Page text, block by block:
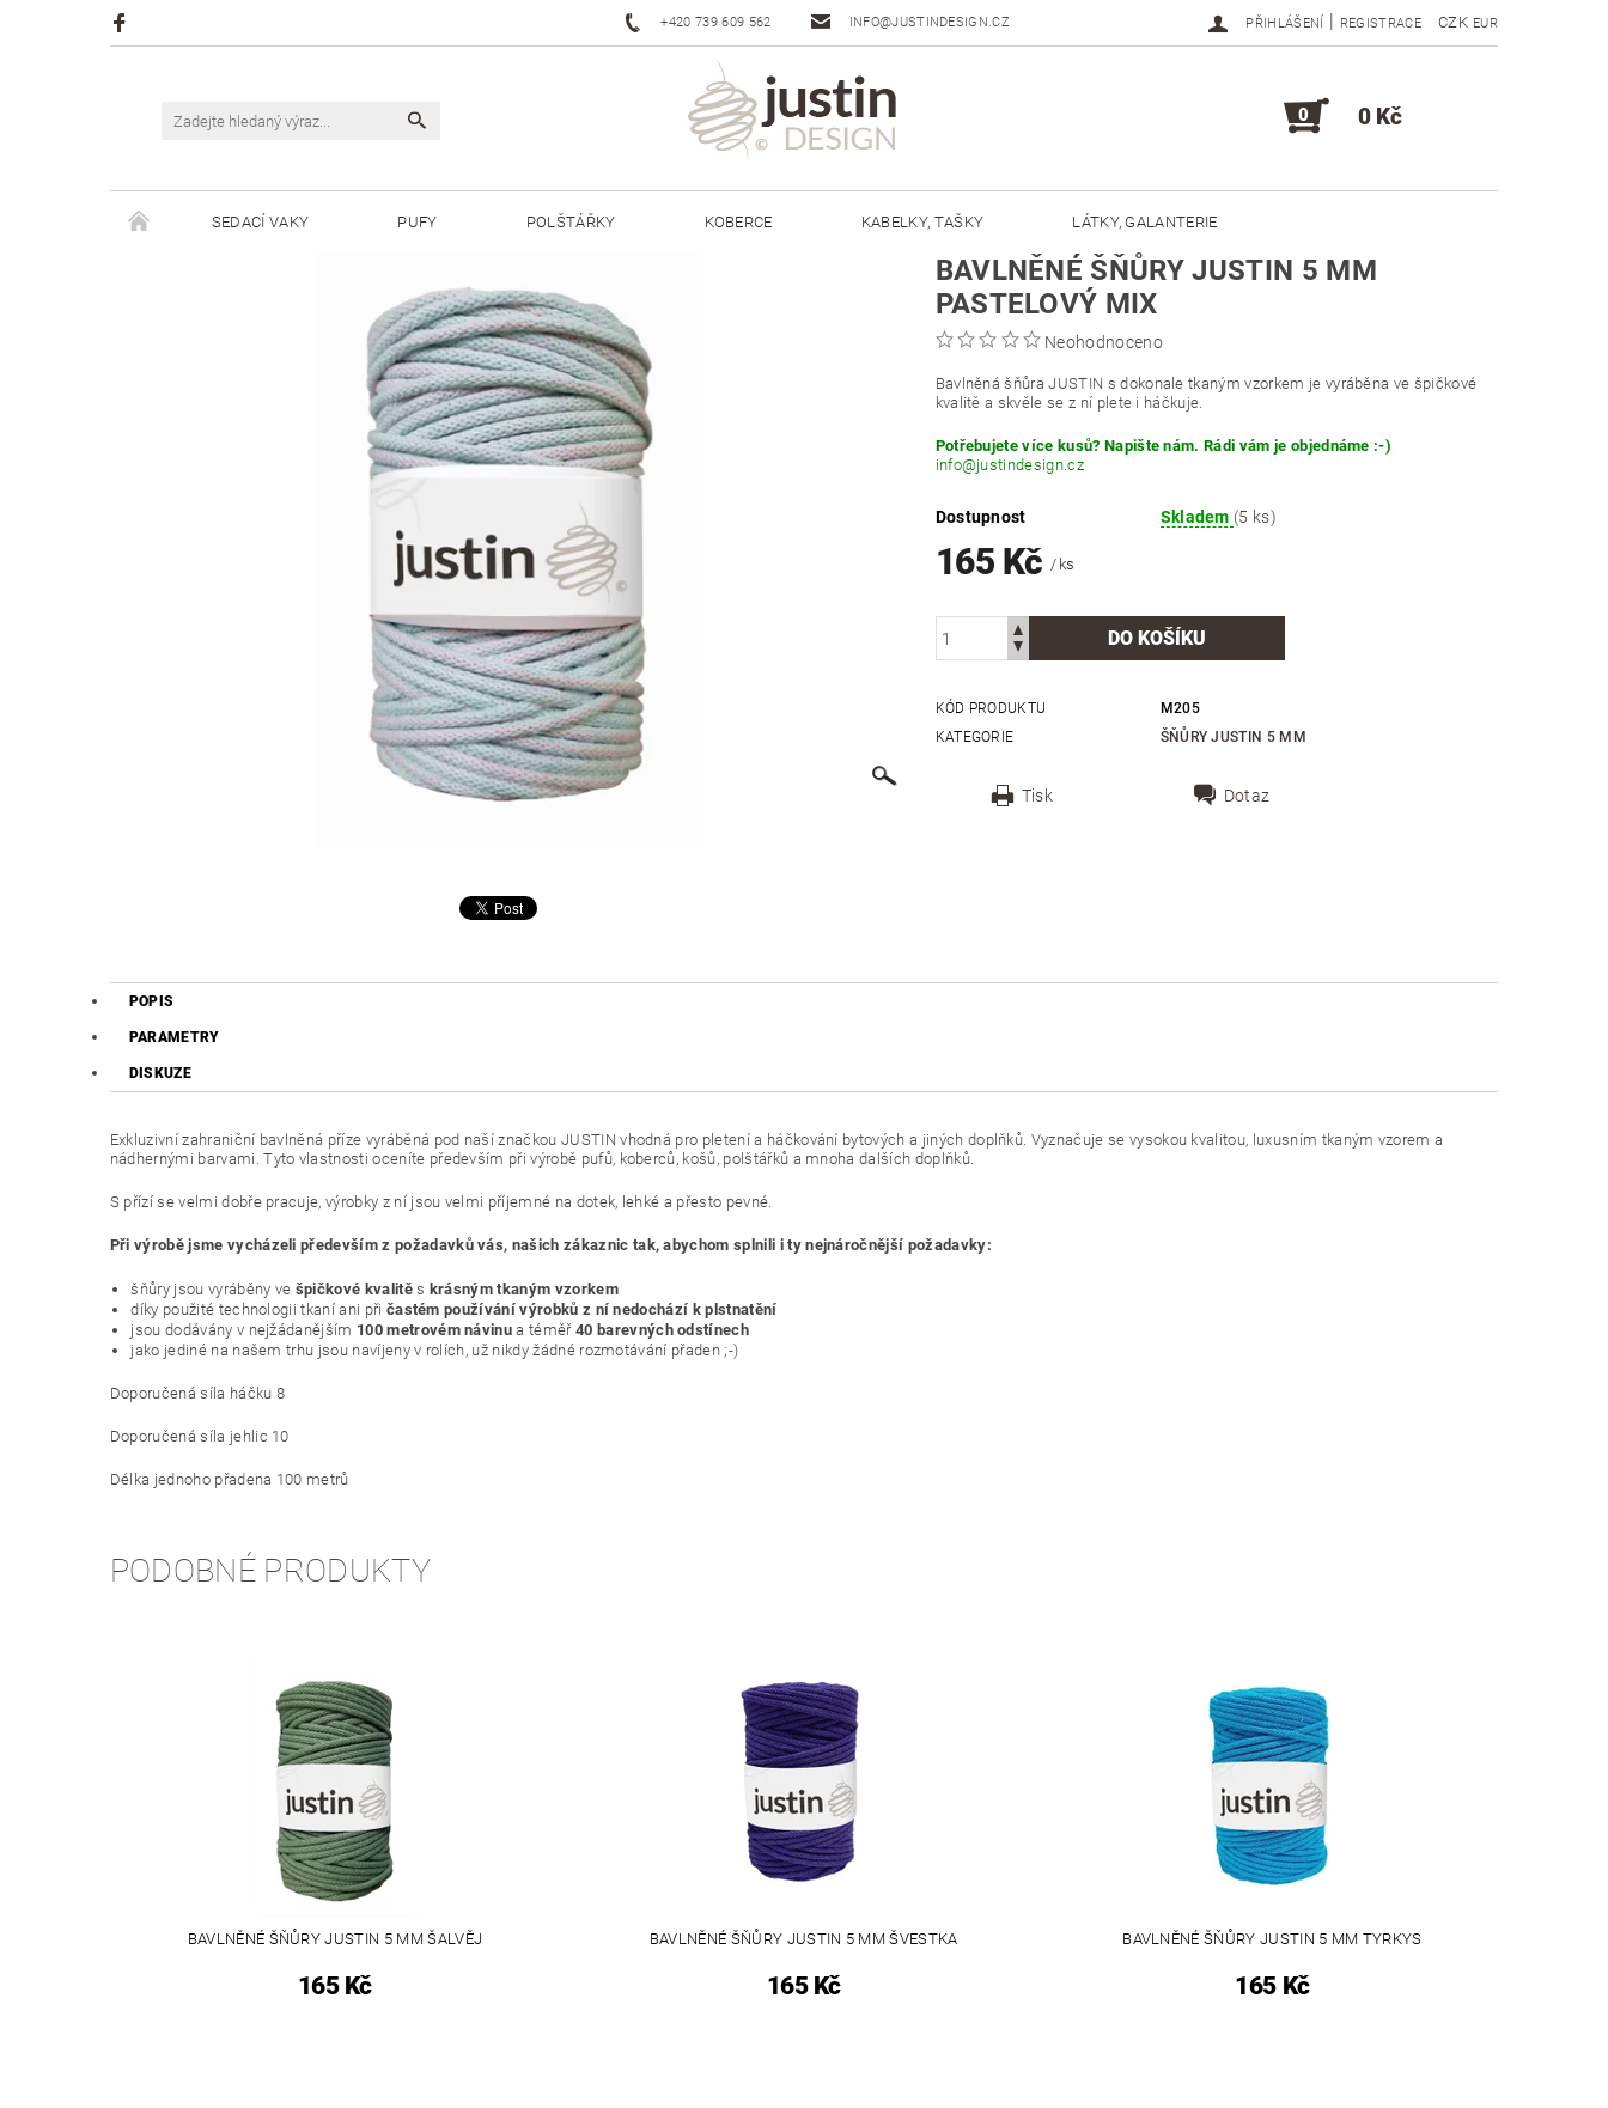
+420 739 609 562 INFO@JUSTINDESIGN.CZ CZK EUR
PŘIHLÁŠENÍ | REGISTRACE
0 0 Kč
SEDACÍ VAKY PUFY POLŠTÁŘKY KOBERCE KABELKY, TAŠKY LÁTKY, GALANTERIE
ŠPAGÁTY BISKVIT ŠŇŮRY JUSTIN 5 MM DOPLŇKY, KOMPONENTY
BAVLNĚNÉ ŠŇŮRY JUSTIN 5 MM
PASTELOVÝ MIX
Neohodnoceno
Bavlněná šňůra JUSTIN s dokonale tkaným vzorkem je vyráběna ve špičkové
kvalitě a skvěle se z ní plete i háčkuje.
Potřebujete více kusů? Napište nám. Rádi vám je objednáme :-)
info@justindesign.cz
Dostupnost Skladem (5 ks)
165 Kč/ ks
KÓD PRODUKTU
M205
KATEGORIE
ŠŇŮRY JUSTIN 5 MM
Tisk Dotaz
POPIS
PARAMETRY
DISKUZE
Exkluzivní zahraniční bavlněná příze vyráběná pod naší značkou JUSTIN vhodná pro pletení a háčkování bytových a jiných doplňků. Vyznačuje se vysokou kvalitou, luxusním tkaným vzorem a
nádhernými barvami. Tyto vlastnosti oceníte především při výrobě pufů, koberců, košů, polštářků a mnoha dalších doplňků.
S přízí se velmi dobře pracuje, výrobky z ní jsou velmi příjemné na dotek, lehké a přesto pevné.
Při výrobě jsme vycházeli především z požadavků vás, našich zákaznic tak, abychom splnili i ty nejnáročnější požadavky:
šňůry jsou vyráběny ve špičkové kvalitěs krásným tkaným vzorkem
díky použité technologii tkaní ani při častém používání výrobků z ní nedochází k plstnatění
jsou dodávány v nejžádanějším 100 metrovém návinu a téměř 40 barevných odstínech
jako jediné na našem trhu jsou navíjeny v rolích, už nikdy žádné rozmotávání přaden ;-)
Doporučená síla háčku 8
Doporučená síla jehlic 10
Délka jednoho přadena 100 metrů
PODOBNÉ PRODUKTY
BAVLNĚNÉ ŠŇŮRY JUSTIN 5 MM ŠALVĚJ
165 Kč
BAVLNĚNÉ ŠŇŮRY JUSTIN 5 MM ŠVESTKA
165 Kč
BAVLNĚNÉ ŠŇŮRY JUSTIN 5 MM TYRKYS
165 Kč